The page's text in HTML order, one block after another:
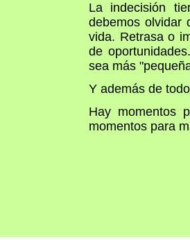
La indecisión
debemos olvidar
vida. Retrasa o
de
sea más
Y además de
Hay momentos
momentos para